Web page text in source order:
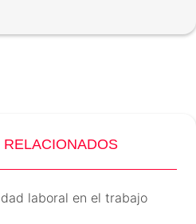
laboral en el trabajo